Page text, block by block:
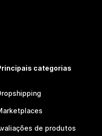
categorias
de produtos